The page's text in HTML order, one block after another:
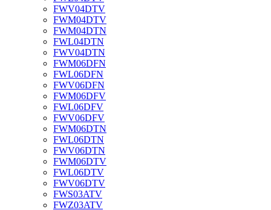
FWV04DTV
FWM04DTV
FWM04DTN
FWL04DTN
FWV04DTN
FWM06DFN
FWL06DFN
FWV06DFN
FWM06DFV
FWL06DFV
FWV06DFV
FWM06DTN
FWL06DTN
FWV06DTN
FWM06DTV
FWL06DTV
FWV06DTV
FWS03ATV
FWZ03ATV